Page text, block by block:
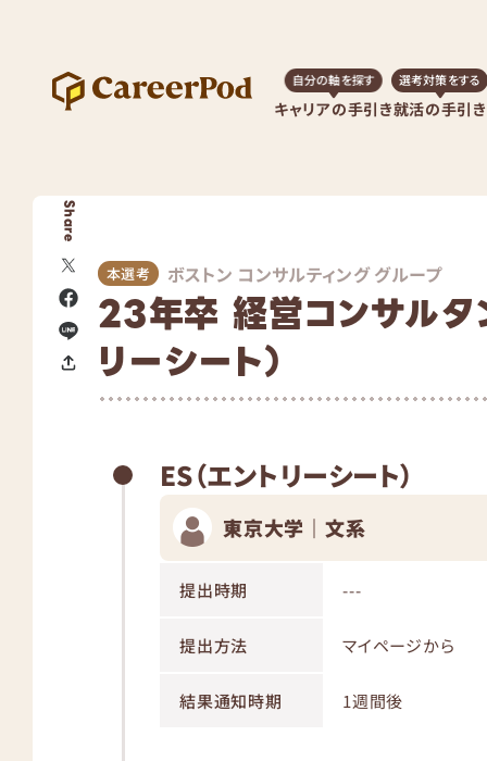
キャリアの手引き
自分の軸を探す
就活の手引き
選考対策をする
Share
本選考 ボストン コンサルティング グループ
23年卒 経営コンサルタ
リーシート）
ES（エントリーシート）
東京大学｜文系
提出時期 ---
提出方法 マイページから
結果通知時期 1週間後